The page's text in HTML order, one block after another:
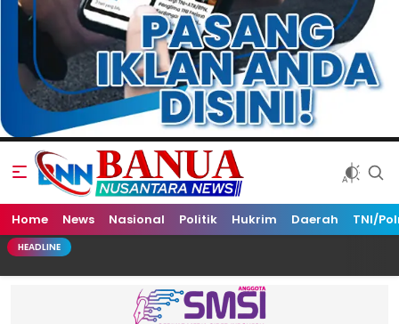
Banua Nusantara News
Home News Nasional Politik Hukrim Daerah TNI/
HEADLINE